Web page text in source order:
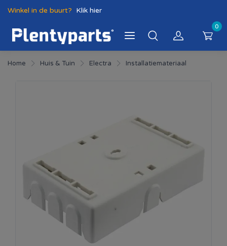
Winkel in de buurt? Klik hier
0
Home Huis & Tuin Electra Installatiemateriaal